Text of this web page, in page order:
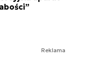
Reklama